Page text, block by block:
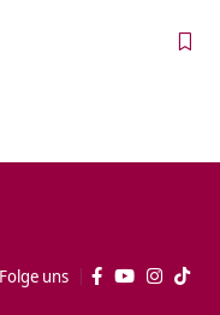
Folge uns